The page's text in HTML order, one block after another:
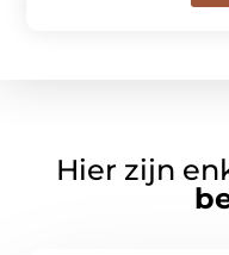
Hier zijn